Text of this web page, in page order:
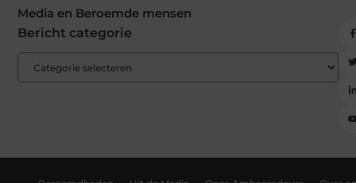
Media en Beroemde mensen
Bericht categorie